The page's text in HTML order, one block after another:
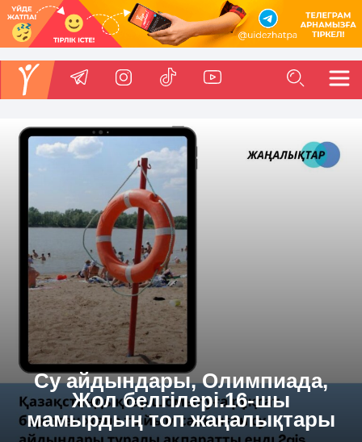
Су айдындары, Олимпиада,
Жол белгілері.16-шы
мамырдың топ жаңалықтары